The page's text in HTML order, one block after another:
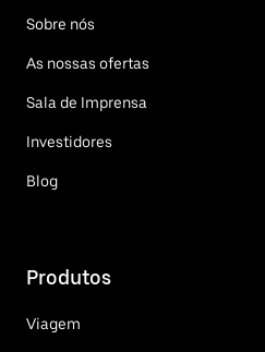
Sobre nós
As nossas ofertas
Sala de Imprensa
Investidores
Blog
Produtos
Viagem